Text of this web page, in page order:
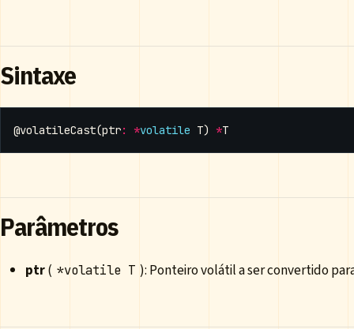
Sintaxe
@volatileCast(ptr: *volatile T) *T
Parâmetros
ptr( *volatile T ): Ponteiro volátil a ser convertido